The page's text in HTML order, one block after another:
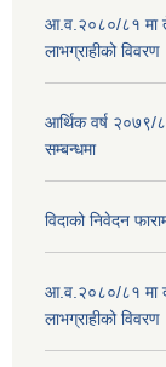
आ.व.२०८०/८१ मा
लाभग्राहीको विवरण
आर्थिक वर्ष २०७९/
सम्बन्धमा
विदाको निवेदन
आ.व.२०८०/८१ मा
लाभग्राहीको विवरण